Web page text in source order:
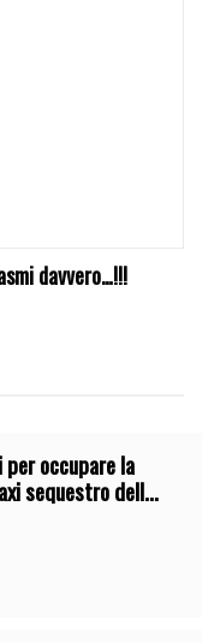
davvero…!!!
occupare la
sequestro della